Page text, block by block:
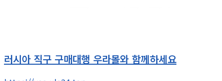
러시아 직구 구매대행 우라몰와 함께하세요